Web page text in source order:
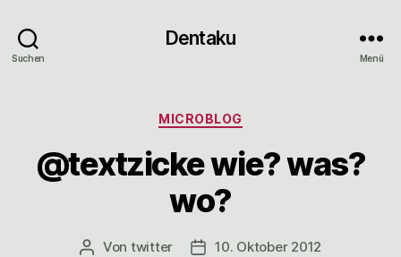
Suchen
Dentaku
Menü
Kategorien
MICROBLOG
@textzicke wie? was?
wo?
Beitragsautor
Von twitter Veröffentlichungsdatum
10. Oktober 2012